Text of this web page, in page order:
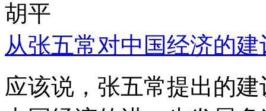
胡平
从张五常对中国经济的
应该说，张五常提出的